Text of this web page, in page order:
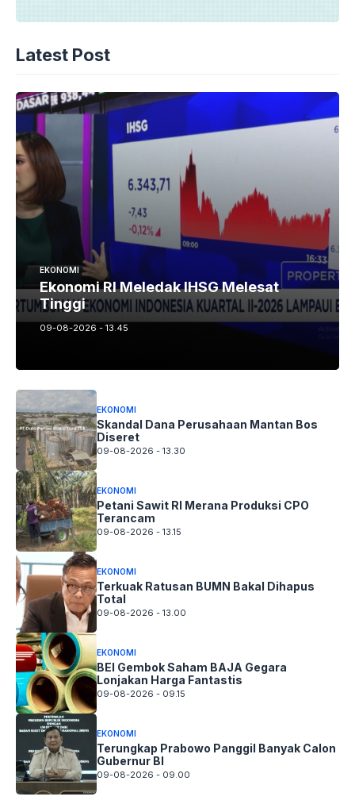
Latest Post
EKONOMI
Ekonomi RI Meledak IHSG Melesat
Tinggi
09-08-2026 - 13.45
EKONOMI
Skandal Dana Perusahaan Mantan Bos
Diseret
09-08-2026 - 13.30
EKONOMI
Petani Sawit RI Merana Produksi CPO
Terancam
09-08-2026 - 13.15
EKONOMI
Terkuak Ratusan BUMN Bakal Dihapus
Total
09-08-2026 - 13.00
EKONOMI
BEI Gembok Saham BAJA Gegara
Lonjakan Harga Fantastis
09-08-2026 - 09.15
EKONOMI
Terungkap Prabowo Panggil Banyak Calon
Gubernur BI
09-08-2026 - 09.00